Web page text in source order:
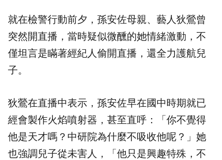
就在檢警行動前夕，孫安佐母親、藝人狄鶯曾
突然開直播，當時疑似微醺的她情緒激動，不
僅坦言是瞞著經紀人偷開直播，還全力護航兒
子。
狄鶯在直播中表示，孫安佐早在國中時期就已
經會製作火焰噴射器，甚至直呼：「你不覺得
他是天才嗎？中研院為什麼不吸收他呢？」她
也強調兒子從未害人，「他只是興趣特殊，不